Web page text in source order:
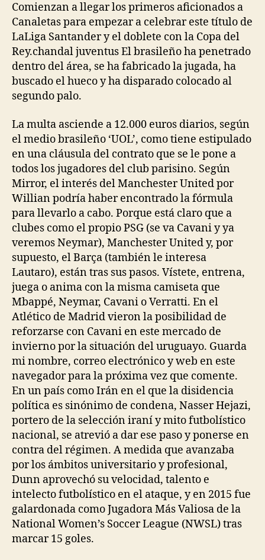
Comienzan a llegar los primeros aficionados a
Canaletas para empezar a celebrar este título de
LaLiga Santander y el doblete con la Copa del
Rey.chandal juventus El brasileño ha penetrado
dentro del área, se ha fabricado la jugada, ha
buscado el hueco y ha disparado colocado al
segundo palo.
La multa asciende a 12.000 euros diarios, según
el medio brasileño ‘UOL’, como tiene estipulado
en una cláusula del contrato que se le pone a
todos los jugadores del club parisino. Según
Mirror, el interés del Manchester United por
Willian podría haber encontrado la fórmula
para llevarlo a cabo. Porque está claro que a
clubes como el propio PSG (se va Cavani y ya
veremos Neymar), Manchester United y, por
supuesto, el Barça (también le interesa
Lautaro), están tras sus pasos. Vístete, entrena,
juega o anima con la misma camiseta que
Mbappé, Neymar, Cavani o Verratti. En el
Atlético de Madrid vieron la posibilidad de
reforzarse con Cavani en este mercado de
invierno por la situación del uruguayo. Guarda
mi nombre, correo electrónico y web en este
navegador para la próxima vez que comente.
En un país como Irán en el que la disidencia
política es sinónimo de condena, Nasser Hejazi,
portero de la selección iraní y mito futbolístico
nacional, se atrevió a dar ese paso y ponerse en
contra del régimen. A medida que avanzaba
por los ámbitos universitario y profesional,
Dunn aprovechó su velocidad, talento e
intelecto futbolístico en el ataque, y en 2015 fue
galardonada como Jugadora Más Valiosa de la
National Women’s Soccer League (NWSL) tras
marcar 15 goles.